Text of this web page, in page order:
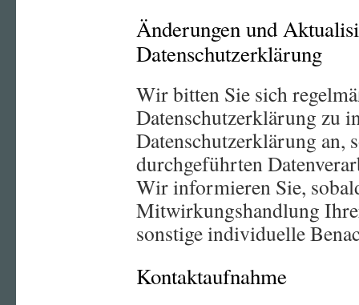
Änderungen und
Datenschutzerklärung
Wir bitten Sie sich
Datenschutzerklärung zu
Datenschutzerklärung an,
durchgeführten
Wir informieren Sie,
Mitwirkungshandlung
sonstige individuelle
Kontaktaufnahme